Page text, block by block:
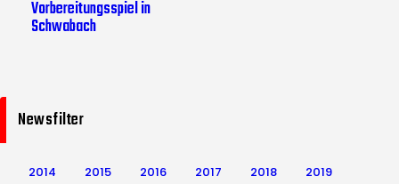
Vorbereitungsspiel in
Schwabach
Newsfilter
2014 2015 2016 2017 2018
2019